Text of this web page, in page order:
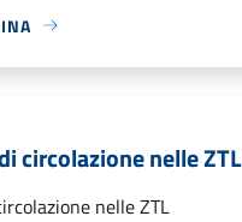
circolazione nelle ZTL
nelle ZTL